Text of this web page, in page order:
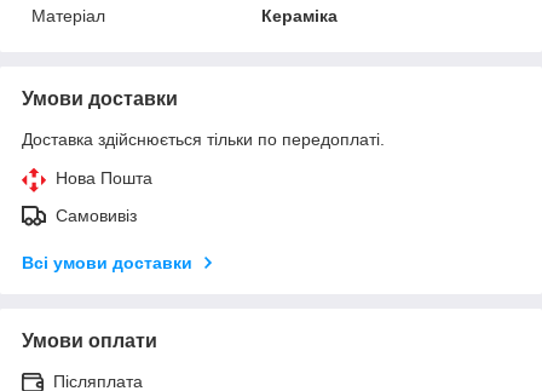
Матеріал
Кераміка
Умови доставки
Доставка здійснюється тільки по передоплаті.
Нова Пошта
Самовивіз
Всі умови доставки
Умови оплати
Післяплата